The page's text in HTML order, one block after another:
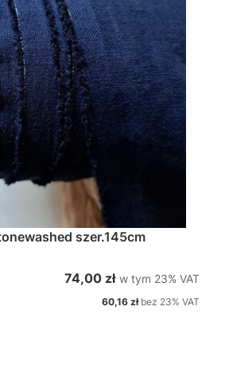
szer.145cm
Cena brutto
74,00 zł w tym %s VAT
w tym 23% VAT
Cena netto
60,16 zł bez 23% VAT